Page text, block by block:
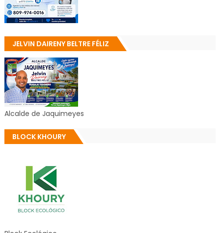
JELVIN DAIRENY BELTRE FÉLIZ
Alcalde de Jaquimeyes
BLOCK KHOURY